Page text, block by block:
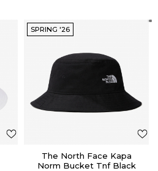
SPRING '26
The North Face Kapa
Norm Bucket Tnf Black